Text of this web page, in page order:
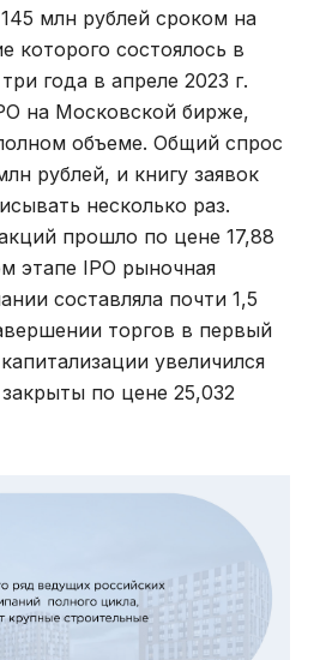
млн рублей сроком на
которого состоялось в
года в апреле 2023 г.
на Московской бирже,
объеме. Общий спрос
рублей, и книгу заявок
несколько раз.
прошло по цене 17,88
этапе IPO рыночная
составляла почти 1,5
торгов в первый
увеличился
по цене 25,032